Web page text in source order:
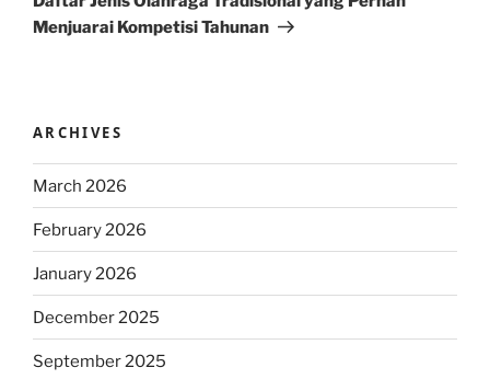
Menjuarai Kompetisi Tahunan
ARCHIVES
March 2026
February 2026
January 2026
December 2025
September 2025